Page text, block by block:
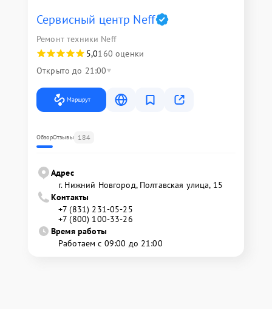
Сервисный центр Neff
Ремонт техники Neff
5,0160 оценки
Открыто до 21:00
Маршрут
ОбзорОтзывы 184
Адрес
г. Нижний Новгород, Полтавская улица, 15
Контакты
+7 (831) 231-05-25
+7 (800) 100-33-26
Время работы
Работаем с 09:00 до 21:00